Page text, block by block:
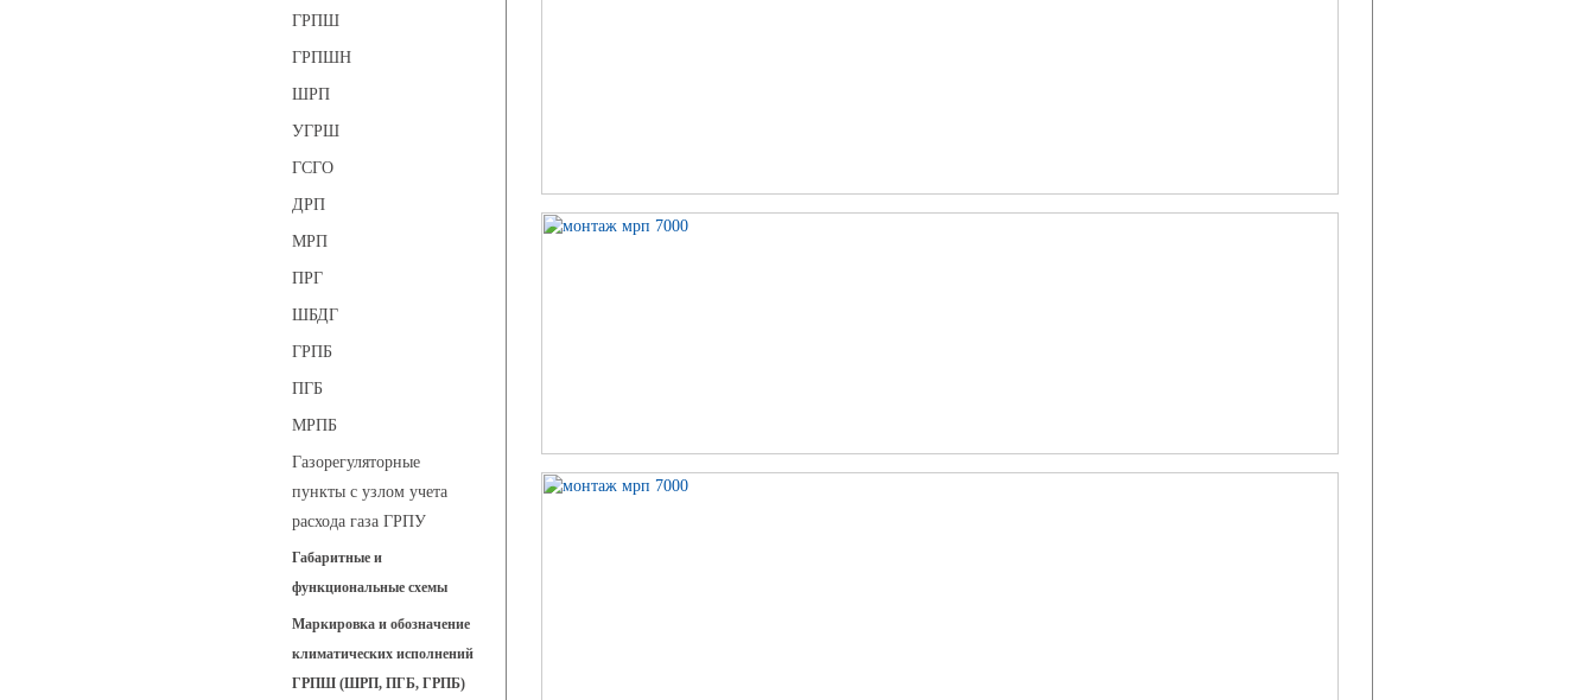
ГРПШ
ГРПШН
ШРП
УГРШ
ГСГО
ДРП
МРП
ПРГ
ШБДГ
ГРПБ
ПГБ
МРПБ
Газорегуляторные
пункты с узлом учета
расхода газа ГРПУ
Габаритные и
функциональные схемы
Маркировка и обозначение
климатических исполнений
ГРПШ (ШРП, ПГБ, ГРПБ)